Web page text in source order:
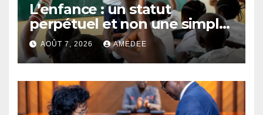
L’enfance : un statut
perpétuel et non une simple
étape de la vie
AOÛT 7, 2026 AMEDEE